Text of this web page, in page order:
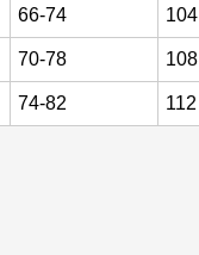
66-74 104
70-78 108
74-82 112